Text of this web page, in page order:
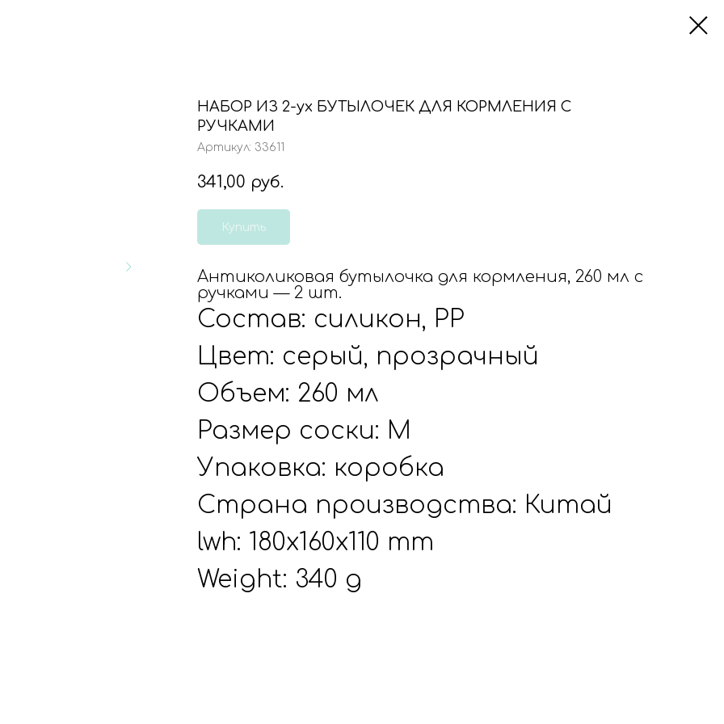
НАБОР ИЗ 2-ух БУТЫЛОЧЕК ДЛЯ КОРМЛЕНИЯ С
РУЧКАМИ
Артикул: 33611
341,00 руб.
Купить
Антиколиковая бутылочка для кормления, 260 мл с
ручками — 2 шт.
Состав: силикон, PP
Цвет: серый, прозрачный
Объем: 260 мл
Размер соски: M
Упаковка: коробка
Страна производства: Китай
lwh: 180x160x110 mm
Weight: 340 g